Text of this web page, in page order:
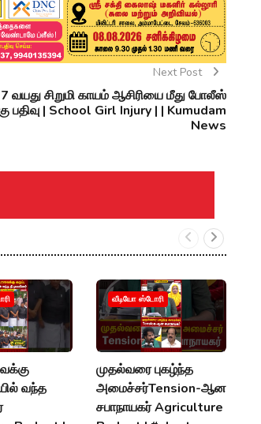
Next Post
7 வயது சிறுமி காயம் ஆசிரியை மீது போலீஸ்
பதிவு | School Girl Injury | | Kumudam
News
வந்த
வீடியோ ஸ்டோரி
முதல்வரை புகழ்ந்த
அமைச்சர்Tension-ஆன
சபாநாயகர் Agriculture